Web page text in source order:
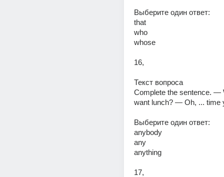
Выберите один ответ:
that
who
whose
16,
Текст вопроса
Complete the sentence. —
want lunch? — Oh, ... time
Выберите один ответ:
anybody
any
anything
17,